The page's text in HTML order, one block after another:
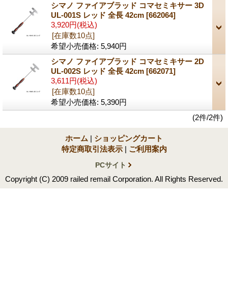
シマノ ファイアブラッド コマセミキサー 3D
UL-001S レッド 全長 42cm [662064]
3,920円(税込)
[在庫数10点]
希望小売価格: 5,940円
シマノ ファイアブラッド コマセミキサー 2D
UL-002S レッド 全長 42cm [662071]
3,611円(税込)
[在庫数10点]
希望小売価格: 5,390円
(2件/2件)
ホーム | ショッピングカート
特定商取引法表示 | ご利用案内
PCサイト
Copyright (C) 2009 railed remail Corporation. All Rights Reserved.